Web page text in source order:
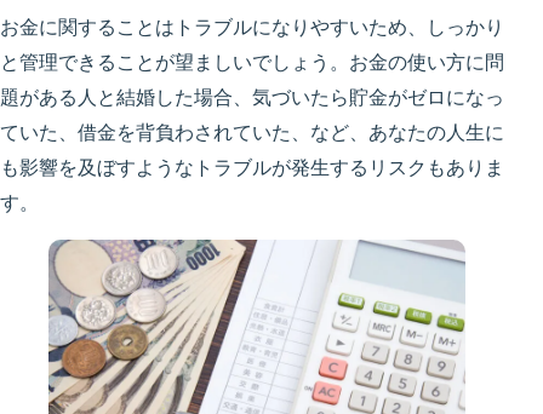
お金に関することはトラブルになりやすいため、しっかり
と管理できることが望ましいでしょう。お金の使い方に問
題がある人と結婚した場合、気づいたら貯金がゼロになっ
ていた、借金を背負わされていた、など、あなたの人生に
も影響を及ぼすようなトラブルが発生するリスクもありま
す。